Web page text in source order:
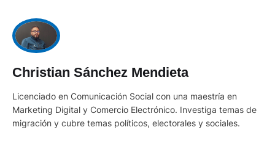
Christian Sánchez Mendieta
Licenciado en Comunicación Social con una maestría en
Marketing Digital y Comercio Electrónico. Investiga temas de
migración y cubre temas políticos, electorales y sociales.